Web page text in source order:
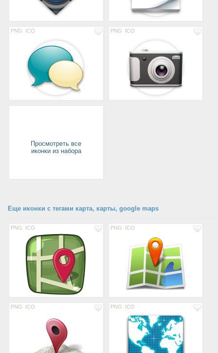
PNG ICO PNG ICO
Просмотреть все
иконки из набора
Еще иконки с тегами карта, карты, google maps
PNG ICO PNG ICO
PNG ICO PNG ICO